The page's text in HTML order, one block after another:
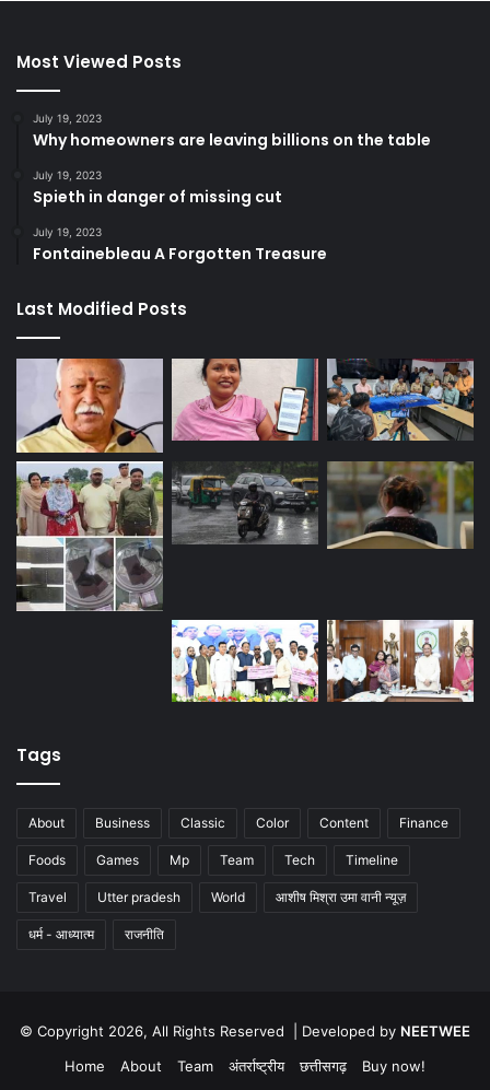
Most Viewed Posts
July 19, 2023
Why homeowners are leaving billions on the table
July 19, 2023
Spieth in danger of missing cut
July 19, 2023
Fontainebleau A Forgotten Treasure
Last Modified Posts
Tags
About Business Classic Color Content Finance
Foods Games Mp Team Tech Timeline
Travel Utter pradesh World आशीष मिश्रा उमा वानी न्यूज़
धर्म - आध्यात्म राजनीति
© Copyright 2026, All Rights Reserved | Developed by NEETWEE
Home
About Team अंतर्राष्ट्रीय छत्तीसगढ़ Buy now!